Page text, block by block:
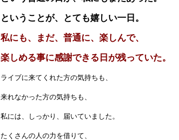
ということが、とても嬉しい一日。
私にも、まだ、普通に、楽しんで、
楽しめる事に感謝できる日が残っていた。
ライブに来てくれた方の気持ちも、
来れなかった方の気持ちも、
私には、しっかり、届いていました。
たくさんの人の力を借りて、